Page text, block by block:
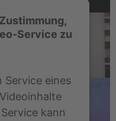
Service zu
Service eines
kann